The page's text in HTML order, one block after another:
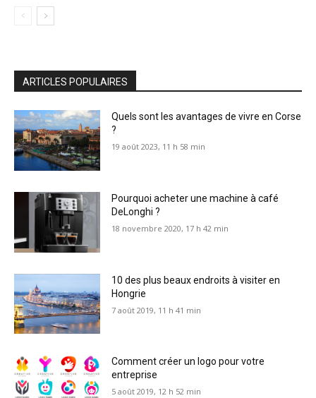
ARTICLES POPULAIRES
Quels sont les avantages de vivre en Corse
?
19 août 2023, 11 h 58 min
Pourquoi acheter une machine à café
DeLonghi ?
18 novembre 2020, 17 h 42 min
10 des plus beaux endroits à visiter en
Hongrie
7 août 2019, 11 h 41 min
Comment créer un logo pour votre
entreprise
5 août 2019, 12 h 52 min